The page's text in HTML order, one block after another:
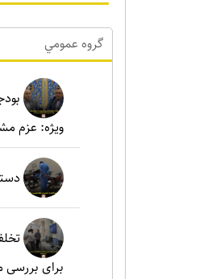
گروه عمومي
ویژه: عزم
برای بررسی